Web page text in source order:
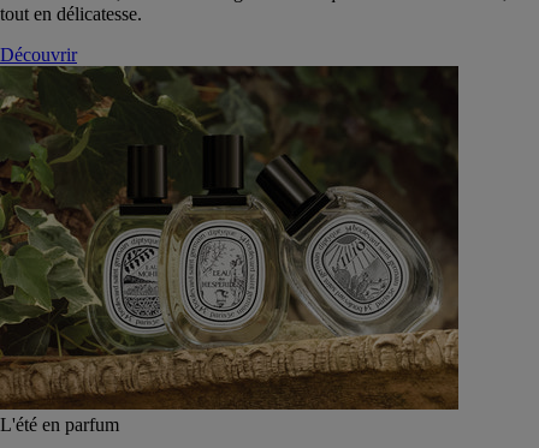
tout en délicatesse.
Découvrir
L'été en parfum